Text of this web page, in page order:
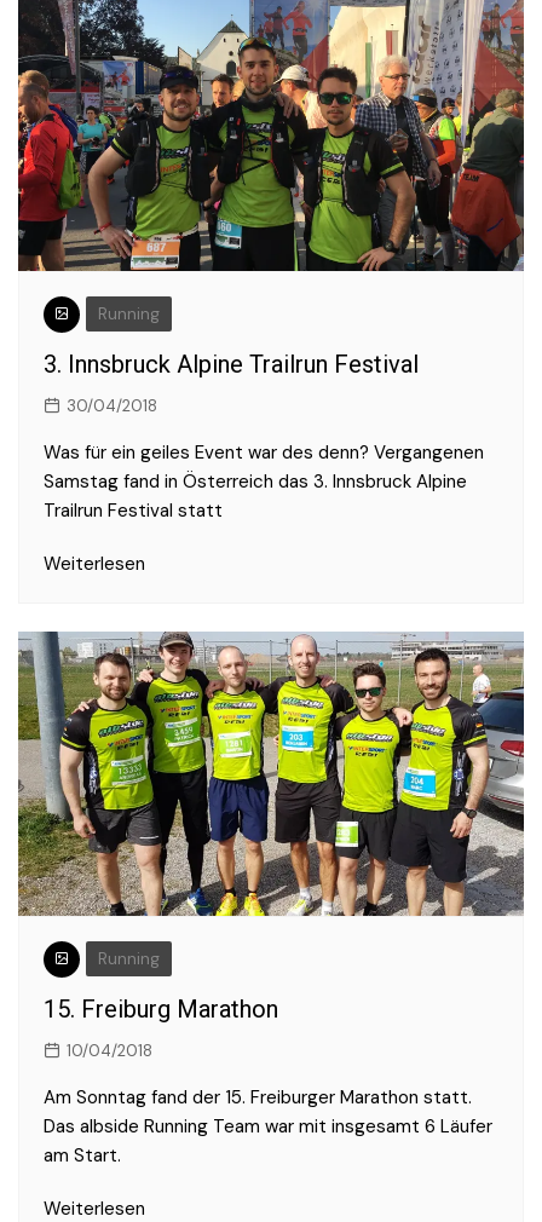
Running
3. Innsbruck Alpine Trailrun Festival
30/04/2018
Was für ein geiles Event war des denn? Vergangenen
Samstag fand in Österreich das 3. Innsbruck Alpine
Trailrun Festival statt
Weiterlesen
Running
15. Freiburg Marathon
10/04/2018
Am Sonntag fand der 15. Freiburger Marathon statt.
Das albside Running Team war mit insgesamt 6 Läufer
am Start.
Weiterlesen